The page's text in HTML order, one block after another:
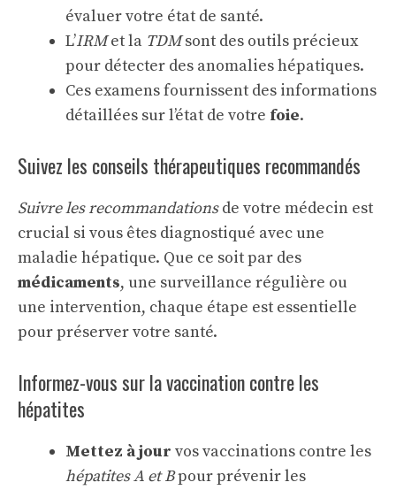
évaluer votre état de santé.
L’IRMet la TDMsont des outils précieux
pour détecter des anomalies hépatiques.
Ces examens fournissent des informations
détaillées sur l’état de votre foie.
Suivez les conseils thérapeutiques recommandés
Suivre les recommandationsde votre médecin est
crucial si vous êtes diagnostiqué avec une
maladie hépatique. Que ce soit par des
médicaments, une surveillance régulière ou
une intervention, chaque étape est essentielle
pour préserver votre santé.
Informez-vous sur la vaccination contre les
hépatites
Mettez à jour vos vaccinations contre les
hépatites A et Bpour prévenir les